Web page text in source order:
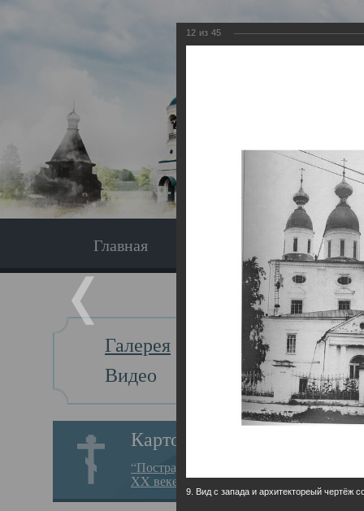
Главная Экскурсия
Галерея
Видео
Картотека
“Пострадавшие за веру в
XX веке на Севере”
Главная
12 из 45
9. Вид с запада и архитектореый чертёж